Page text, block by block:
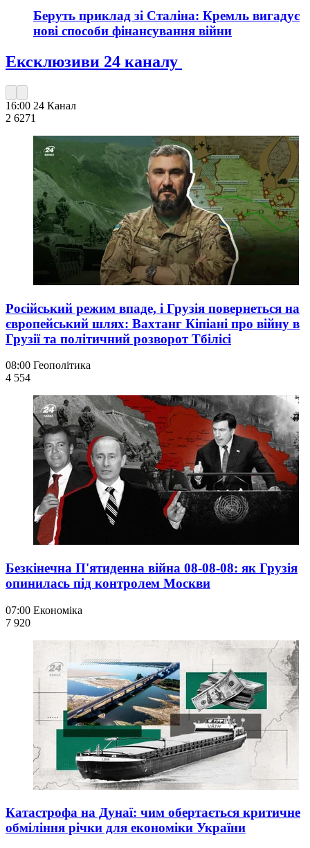
Беруть приклад зі Сталіна: Кремль вигадує
нові способи фінансування війни
Ексклюзиви 24 каналу
16:00 24 Канал
2 6271
Російський режим впаде, і Грузія повернеться на
європейський шлях: Вахтанг Кіпіані про війну в
Грузії та політичний розворот Тбілісі
08:00 Геополітика
4 554
Безкінечна П'ятиденна війна 08-08-08: як Грузія
опинилась під контролем Москви
07:00 Економіка
7 920
Катастрофа на Дунаї: чим обертається критичне
обміління річки для економіки України